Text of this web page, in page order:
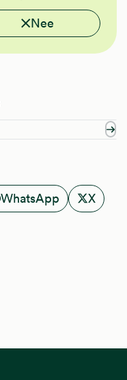
Nee
WhatsApp X